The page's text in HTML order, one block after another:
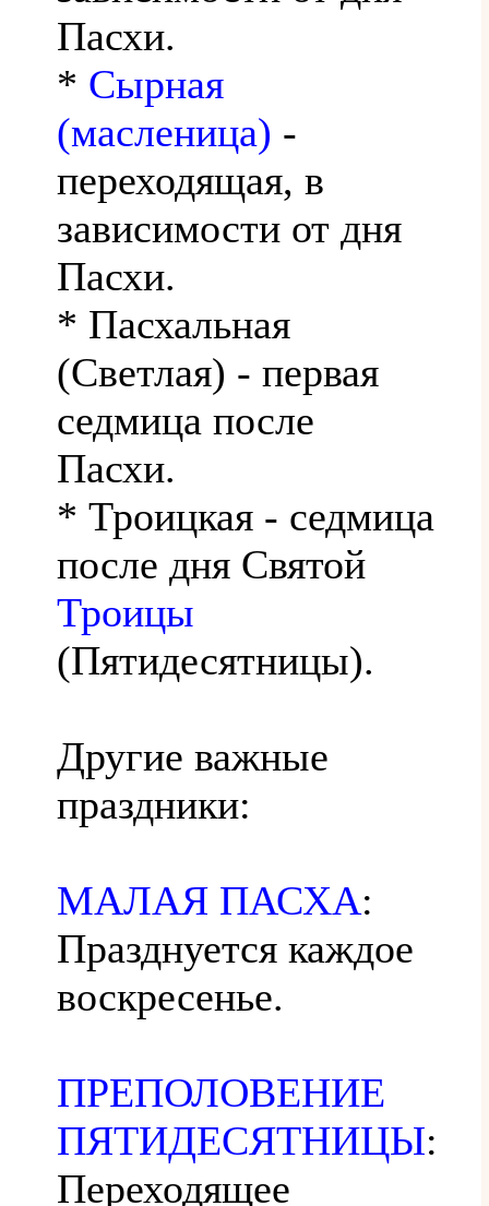
Пасхи.
* Сырная
(масленица) -
переходящая, в
зависимости от дня
Пасхи.
* Пасхальная
(Светлая) - первая
седмица после
Пасхи.
* Троицкая - седмица
после дня Святой
Троицы
(Пятидесятницы).
Другие важные
праздники:
МАЛАЯ ПАСХА:
Празднуется каждое
воскресенье.
ПРЕПОЛОВЕНИЕ
ПЯТИДЕСЯТНИЦЫ:
Переходящее